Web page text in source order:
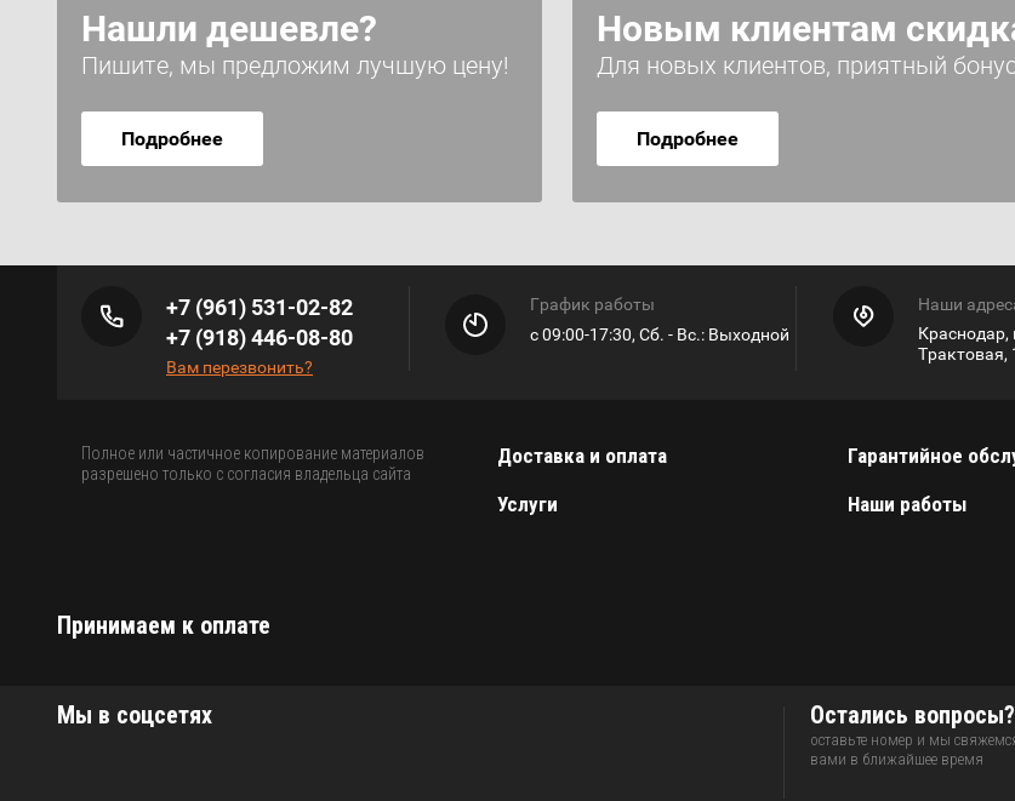
Нашли дешевле?
Пишите, мы предложим лучшую цену!
Подробнее
Новым клиентам
Для новых клиентов, приятный
Подробнее
+7 (961) 531-02-82
+7 (918) 446-08-80
Вам перезвонить?
График работы
с 09:00-17:30, Сб. - Вс.: Выходной
Наши
Краснодар,
Трактовая,
Полное или частичное копирование материалов
разрешено только с согласия владельца сайта
Доставка и оплата Гарантийное
Услуги
Наши работы
Принимаем к оплате
Мы в соцсетях Остались вопросы?
оставьте номер и мы
вами в ближайшее время